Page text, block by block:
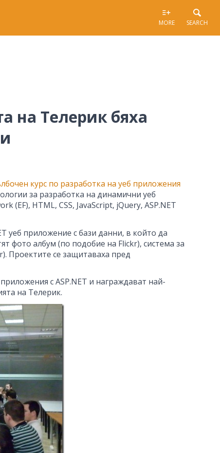
SEARCH
MORE
на Телерик бяха
курс по разработка на уеб приложения
за разработка на динамични уеб
(EF), HTML, CSS, JavaScript, jQuery, ASP.NET
уеб приложение с бази данни, в който да
фото албум (по подобие на Flickr), система за
Проектите се защитаваха пред
с ASP.NET и награждават най-
на Телерик.